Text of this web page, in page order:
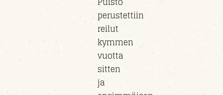
perustettiin
reilut
kymmen
vuotta
sitten
ja